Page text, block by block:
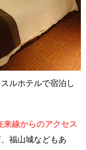
ルホテルで宿泊し
線からのアクセス
福山城などもあ